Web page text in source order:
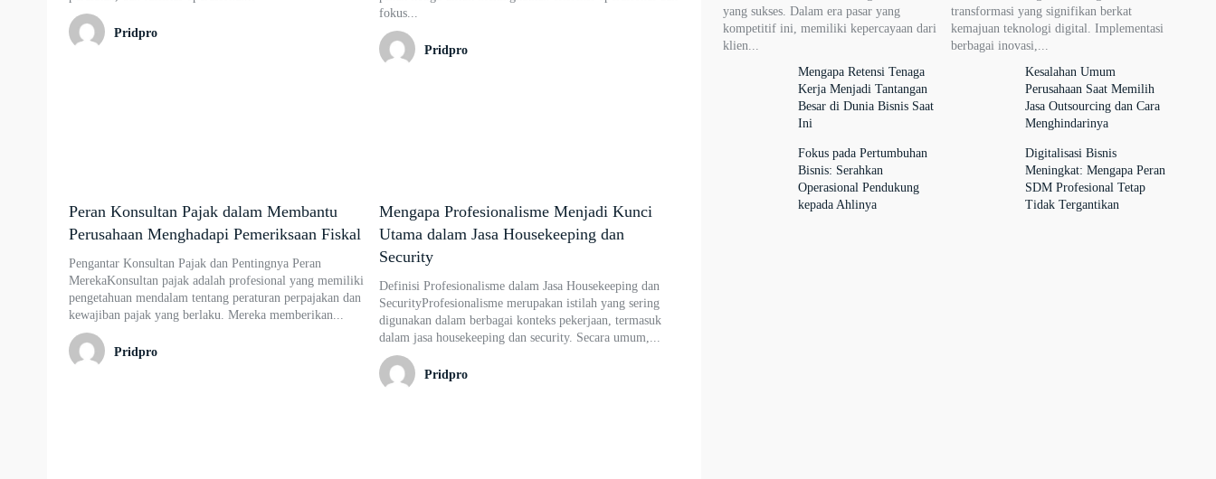
Pridpro
fokus...
Pridpro
Peran Konsultan Pajak dalam Membantu
Perusahaan Menghadapi Pemeriksaan Fiskal
Pengantar Konsultan Pajak dan Pentingnya Peran
MerekaKonsultan pajak adalah profesional yang memiliki
pengetahuan mendalam tentang peraturan perpajakan dan
kewajiban pajak yang berlaku. Mereka memberikan...
Pridpro
Mengapa Profesionalisme Menjadi Kunci
Utama dalam Jasa Housekeeping dan
Security
Definisi Profesionalisme dalam Jasa Housekeeping dan
SecurityProfesionalisme merupakan istilah yang sering
digunakan dalam berbagai konteks pekerjaan, termasuk
dalam jasa housekeeping dan security. Secara umum,...
Pridpro
yang sukses. Dalam era pasar yang
kompetitif ini, memiliki kepercayaan dari
klien...
transformasi yang signifikan berkat
kemajuan teknologi digital. Implementasi
berbagai inovasi,...
Mengapa Retensi Tenaga
Kerja Menjadi Tantangan
Besar di Dunia Bisnis Saat
Ini
Kesalahan Umum
Perusahaan Saat Memilih
Jasa Outsourcing dan Cara
Menghindarinya
Fokus pada Pertumbuhan
Bisnis: Serahkan
Operasional Pendukung
kepada Ahlinya
Digitalisasi Bisnis
Meningkat: Mengapa Peran
SDM Profesional Tetap
Tidak Tergantikan